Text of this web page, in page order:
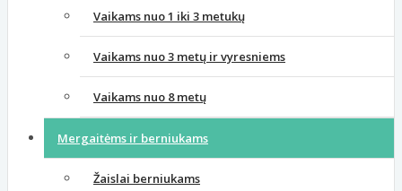
Vaikams nuo 1 iki 3 metukų
Vaikams nuo 3 metų ir vyresniems
Vaikams nuo 8 metų
Mergaitėms ir berniukams
Žaislai berniukams